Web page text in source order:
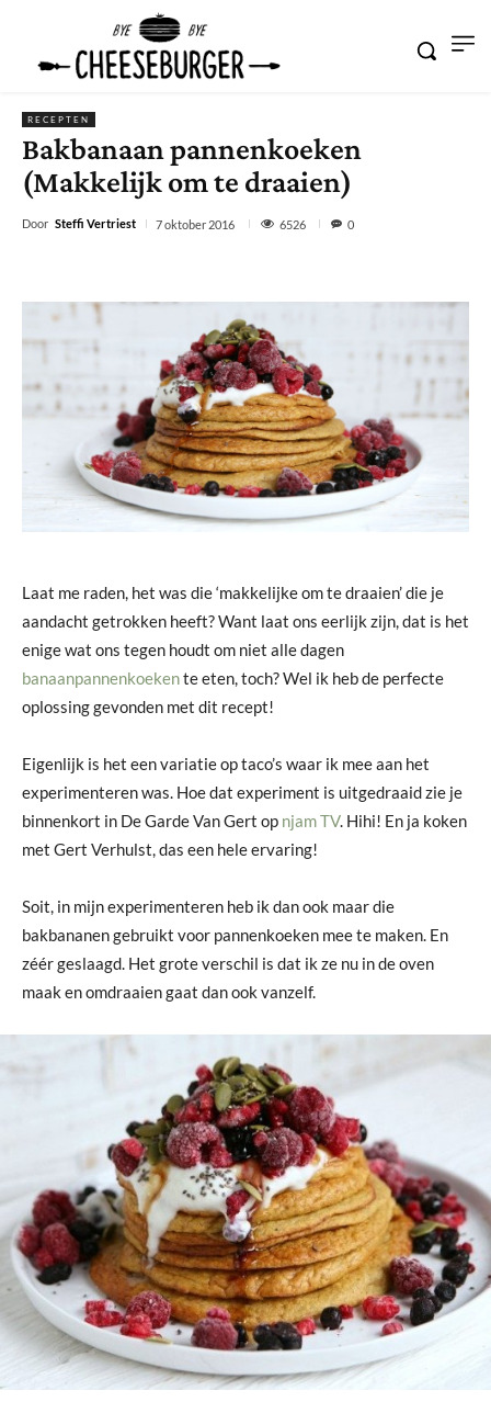
RECEPTEN
Bakbanaan pannenkoeken
(Makkelijk om te draaien)
Door Steffi Vertriest 7 oktober 2016 6526 0
Laat me raden, het was die ‘makkelijke om te draaien’ die je
aandacht getrokken heeft? Want laat ons eerlijk zijn, dat is het
enige wat ons tegen houdt om niet alle dagen
banaanpannenkoekente eten, toch? Wel ik heb de perfecte
oplossing gevonden met dit recept!
Eigenlijk is het een variatie op taco’s waar ik mee aan het
experimenteren was. Hoe dat experiment is uitgedraaid zie je
binnenkort in De Garde Van Gert op njam TV. Hihi! En ja koken
met Gert Verhulst, das een hele ervaring!
Soit, in mijn experimenteren heb ik dan ook maar die
bakbananen gebruikt voor pannenkoeken mee te maken. En
zéér geslaagd. Het grote verschil is dat ik ze nu in de oven
maak en omdraaien gaat dan ook vanzelf.